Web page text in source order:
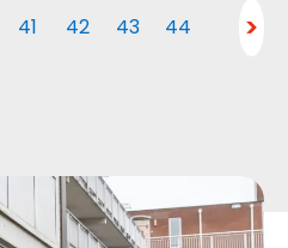
41 42 43
44